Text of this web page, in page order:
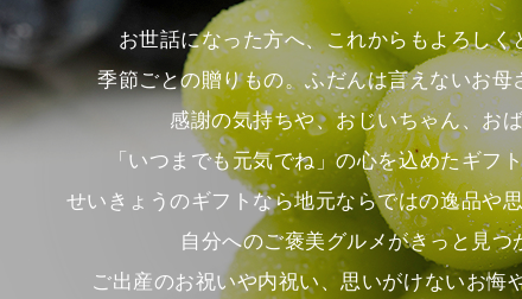
お世話になった方へ、これからもよろしく
季節ごとの贈りもの。ふだんは言えないお母
感謝の気持ちや、おじいちゃん、お
「いつまでも元気でね」の心を込めたギフ
せいきょうのギフトなら地元ならではの逸品や
自分へのご褒美グルメがきっと見つ
ご出産のお祝いや内祝い、思いがけないお悔